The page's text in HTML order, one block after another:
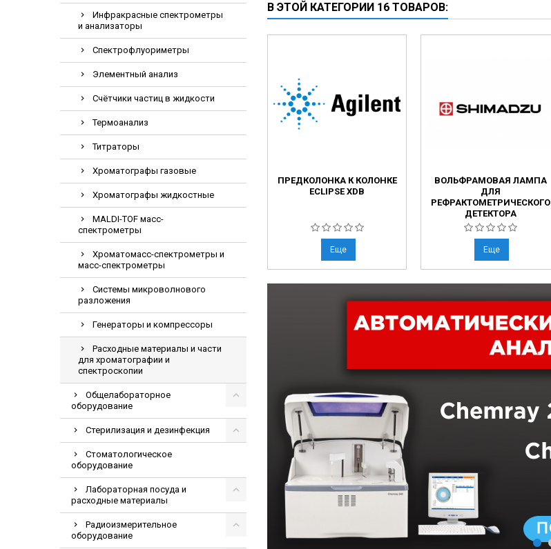
Инфракрасные спектрометры
и анализаторы
Спектрофлуориметры
Элементный анализ
Счётчики частиц в жидкости
Термоанализ
Титраторы
Хроматографы газовые
Хроматографы жидкостные
MALDI-TOF масс-
спектрометры
Хроматомасс-спектрометры и
масс-спектрометры
Системы микроволнового
разложения
Генераторы и компрессоры
Расходные материалы и части
для хроматографии и
спектроскопии
Общелабораторное
оборудование
Стерилизация и дезинфекция
Стоматологическое
оборудование
Лабораторная посуда и
расходные материалы
Радиоизмерительное
оборудование
В ЭТОЙ КАТЕГОРИИ 16 ТОВАРОВ:
ПРЕДКОЛОНКА К КОЛОНКЕ
ECLIPSE XDB
Еще
ВОЛЬФРАМОВАЯ ЛАМПА
ДЛЯ
РЕФРАКТОМЕТРИЧЕСКОГО
ДЕТЕКТОРА
Еще